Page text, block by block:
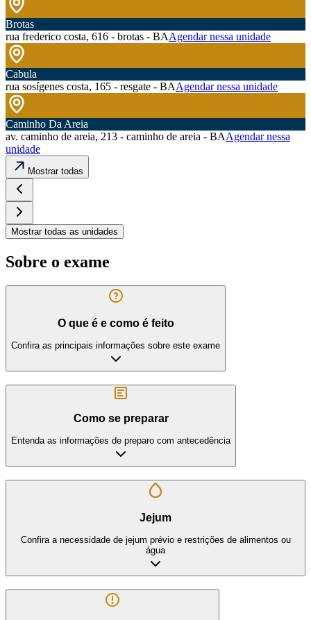
Brotas
rua frederico costa, 616 - brotas - BAAgendar nessa unidade
Cabula
rua sosígenes costa, 165 - resgate - BAAgendar nessa unidade
Caminho Da Areia
av. caminho de areia, 213 - caminho de areia - BAAgendar nessa
unidade
Mostrar todas
Mostrar todas as unidades
Sobre o exame
O que é e como é feito
Confira as principais informações sobre este exame
Como se preparar
Entenda as informações de preparo com antecedência
Jejum
Confira a necessidade de jejum prévio e restrições de alimentos ou
água